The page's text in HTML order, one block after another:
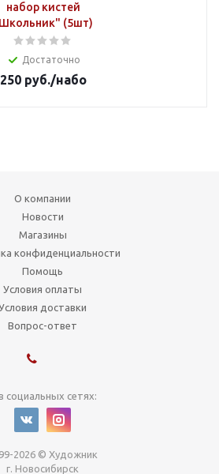
набор кистей
(5шт)
Достаточно
250руб./набо
О компании
Новости
Магазины
конфиденциальности
Помощь
Условия оплаты
доставки
Вопрос-ответ
социальных сетях:
2026 © Художник
г. Новосибирск